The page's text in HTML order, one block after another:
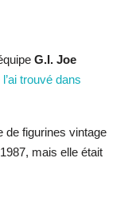
G.I. Joe
trouvé dans
de figurines vintage
mais elle était